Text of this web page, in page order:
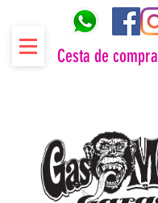
Cesta de compra